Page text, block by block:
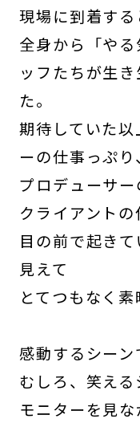
現場に到着する
全身から「や
ッフたちが生
た。
期待していた
ーの仕事っぷり
プロデューサー
クライアントの
目の前で起き
見えて
とてつもなく
感動するシーン
むしろ、笑える
モニターを見